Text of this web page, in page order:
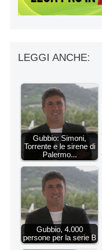
LEGGI ANCHE:
Gubbio: Simoni,
Torrente e le sirene di
Palermo...
Gubbio, 4.000
persone per la serie B